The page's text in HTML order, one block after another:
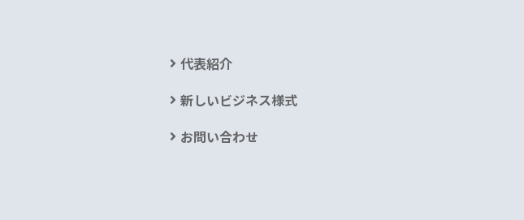
代表紹介
新しいビジネス様式
お問い合わせ